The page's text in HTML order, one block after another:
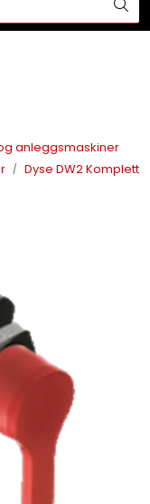
anleggsmaskiner
Dyse DW2 Komplett